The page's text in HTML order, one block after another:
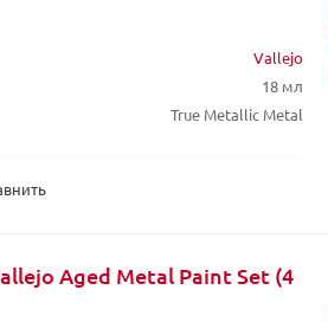
Vallejo
18 мл
True Metallic Metal
Aged Metal Paint Set (4